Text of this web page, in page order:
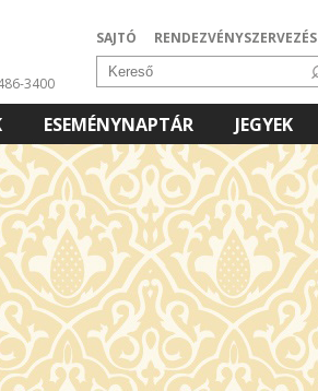
SAJTÓ RENDEZVÉNYSZERVEZÉS
3400
ESEMÉNYNAPTÁR
JEGYEK